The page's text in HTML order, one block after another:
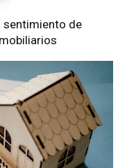
sentimiento de